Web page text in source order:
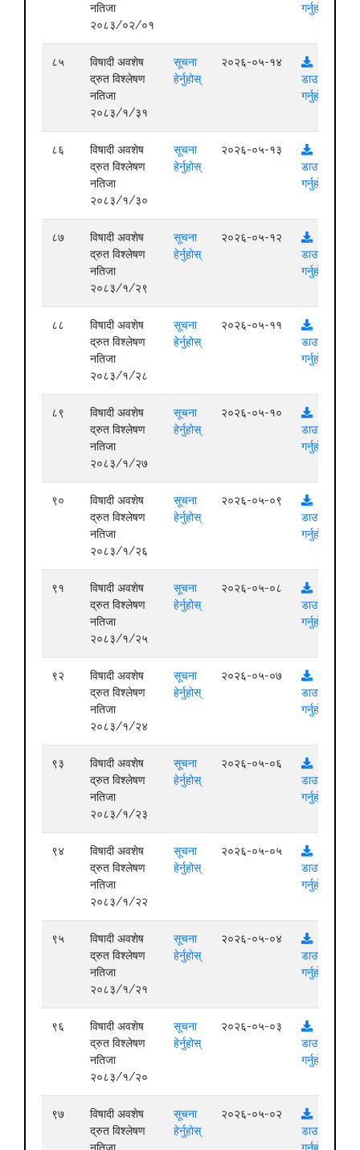
नतिजा
२०८३/०२/०१
गर्नुहोस्
८५
विषादी अवशेष
द्रुत विश्लेषण
नतिजा
२०८३/१/३१
सूचना
हेर्नुहोस्
२०२६-०५-१४
डाउनलोड
गर्नुहोस्
८६
विषादी अवशेष
द्रुत विश्लेषण
नतिजा
२०८३/१/३०
सूचना
हेर्नुहोस्
२०२६-०५-१३
डाउनलोड
गर्नुहोस्
८७
विषादी अवशेष
द्रुत विश्लेषण
नतिजा
२०८३/१/२९
सूचना
हेर्नुहोस्
२०२६-०५-१२
डाउनलोड
गर्नुहोस्
८८
विषादी अवशेष
द्रुत विश्लेषण
नतिजा
२०८३/१/२८
सूचना
हेर्नुहोस्
२०२६-०५-११
डाउनलोड
गर्नुहोस्
८९
विषादी अवशेष
द्रुत विश्लेषण
नतिजा
२०८३/१/२७
सूचना
हेर्नुहोस्
२०२६-०५-१०
डाउनलोड
गर्नुहोस्
९०
विषादी अवशेष
द्रुत विश्लेषण
नतिजा
२०८३/१/२६
सूचना
हेर्नुहोस्
२०२६-०५-०९
डाउनलोड
गर्नुहोस्
९१
विषादी अवशेष
द्रुत विश्लेषण
नतिजा
२०८३/१/२५
सूचना
हेर्नुहोस्
२०२६-०५-०८
डाउनलोड
गर्नुहोस्
९२
विषादी अवशेष
द्रुत विश्लेषण
नतिजा
२०८३/१/२४
सूचना
हेर्नुहोस्
२०२६-०५-०७
डाउनलोड
गर्नुहोस्
९३
विषादी अवशेष
द्रुत विश्लेषण
नतिजा
२०८३/१/२३
सूचना
हेर्नुहोस्
२०२६-०५-०६
डाउनलोड
गर्नुहोस्
९४
विषादी अवशेष
द्रुत विश्लेषण
नतिजा
२०८३/१/२२
सूचना
हेर्नुहोस्
२०२६-०५-०५
डाउनलोड
गर्नुहोस्
९५
विषादी अवशेष
द्रुत विश्लेषण
नतिजा
२०८३/१/२१
सूचना
हेर्नुहोस्
२०२६-०५-०४
डाउनलोड
गर्नुहोस्
९६
विषादी अवशेष
द्रुत विश्लेषण
नतिजा
२०८३/१/२०
सूचना
हेर्नुहोस्
२०२६-०५-०३
डाउनलोड
गर्नुहोस्
९७
विषादी अवशेष
द्रुत विश्लेषण
सूचना
हेर्नुहोस्
२०२६-०५-०२
डाउनलोड